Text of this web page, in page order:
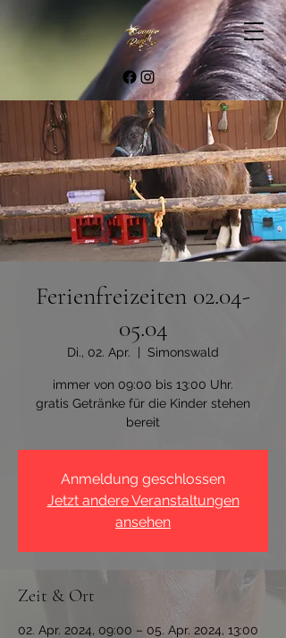
Ferienfreizeiten 02.04-
05.04
Di., 02. Apr. Simonswald
immer von 09:00 bis 13:00 Uhr.
gratis Getränke für die Kinder stehen
bereit
Anmeldung geschlossen
Jetzt andere Veranstaltungen
ansehen
Zeit & Ort
02. Apr. 2024, 09:00 – 05. Apr. 2024, 13:00